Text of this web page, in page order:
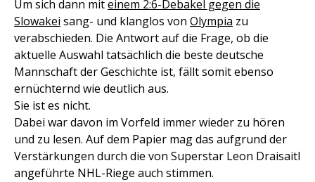
Um sich dann miteinem 2:6-Debakel gegen die
Slowakei sang- und klanglos von Olympia zu
verabschieden. Die Antwort auf die Frage, ob die
aktuelle Auswahl tatsächlich die beste deutsche
Mannschaft der Geschichte ist, fällt somit ebenso
ernüchternd wie deutlich aus.
Sie ist es nicht.
Dabei war davon im Vorfeld immer wieder zu hören
und zu lesen. Auf dem Papier mag das aufgrund der
Verstärkungen durch die von Superstar Leon Draisaitl
angeführte NHL-Riege auch stimmen.